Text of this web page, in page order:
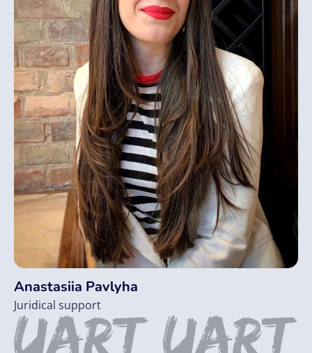
Anastasiia Pavlyha
Juridical support